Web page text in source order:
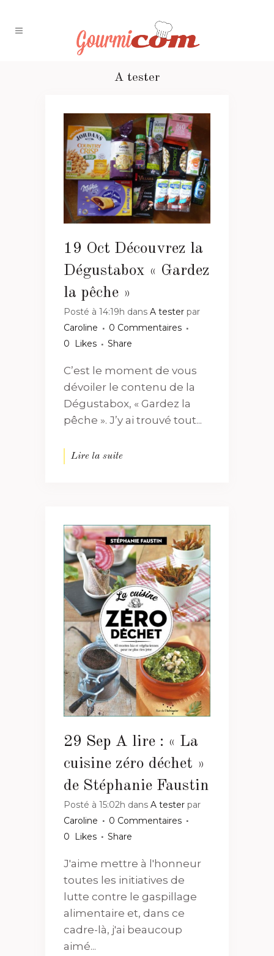
A tester
19 Oct Découvrez la
Dégustabox « Gardez
la pêche »
Posté à 14:19h dans A tester par
Caroline
0 Commentaires
0
Likes Share
C’est le moment de vous
dévoiler le contenu de la
Dégustabox, « Gardez la
pêche ». J’y ai trouvé tout...
Lire la suite
29 Sep A lire : « La
cuisine zéro déchet »
de Stéphanie Faustin
Posté à 15:02h dans A tester par
Caroline
0 Commentaires
0
Likes Share
J'aime mettre à l'honneur
toutes les initiatives de
lutte contre le gaspillage
alimentaire et, dans ce
cadre-là, j'ai beaucoup
aimé...